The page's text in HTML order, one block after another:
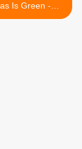
Is Green -
OVATION All Stars >